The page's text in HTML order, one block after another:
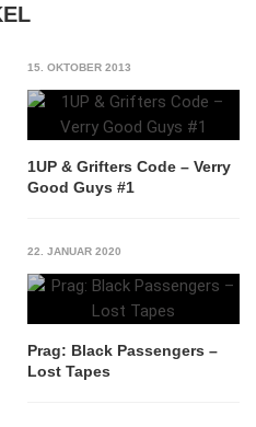
15. OKTOBER 2013
1UP & Grifters Code – Verry
Good Guys #1
22. JANUAR 2020
Prag: Black Passengers –
Lost Tapes